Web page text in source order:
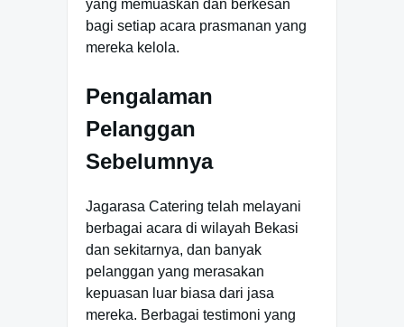
yang memuaskan dan berkesan
bagi setiap acara prasmanan yang
mereka kelola.
Pengalaman
Pelanggan
Sebelumnya
Jagarasa Catering telah melayani
berbagai acara di wilayah Bekasi
dan sekitarnya, dan banyak
pelanggan yang merasakan
kepuasan luar biasa dari jasa
mereka. Berbagai testimoni yang